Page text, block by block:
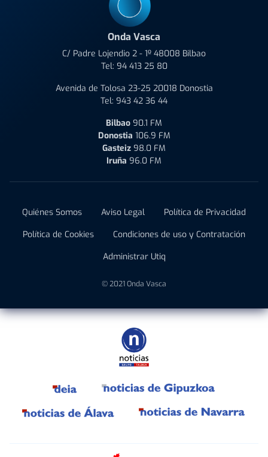
Onda Vasca
C/ Padre Lojendio 2 - 1º 48008 Bilbao
Tel: 94 413 25 80
Avenida de Tolosa 23-25 20018 Donostia
Tel: 943 42 36 44
Bilbao 90.1 FM
Donostia 106.9 FM
Gasteiz 98.0 FM
Iruña 96.0 FM
Quiénes Somos Aviso Legal
Política de Privacidad
Política de Cookies
Condiciones de uso y Contratación
Administrar Utiq
© 2021 Onda Vasca